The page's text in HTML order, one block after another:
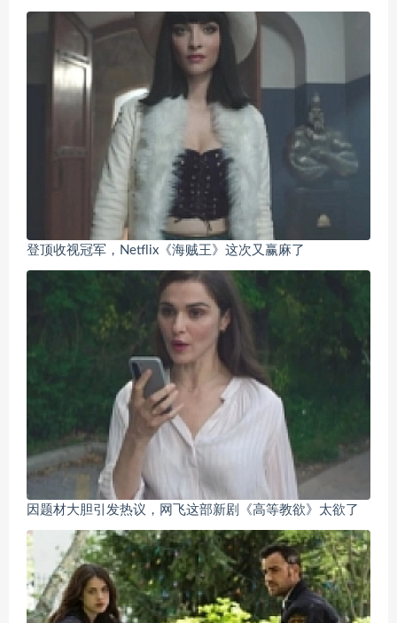
登顶收视冠军，Netflix《海贼王》这次又赢麻了
因题材大胆引发热议，网飞这部新剧《高等教欲》太欲了